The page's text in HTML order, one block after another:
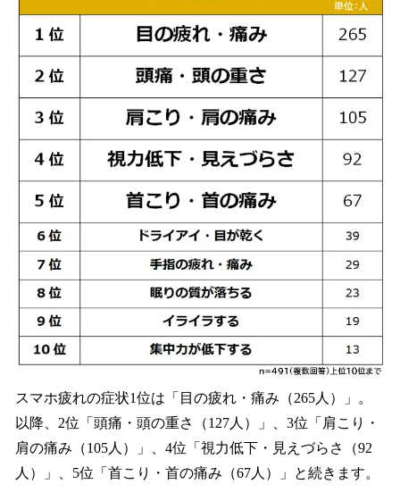
スマホ疲れの症状1位は「目の疲れ・痛み（265人）」。
以降、2位「頭痛・頭の重さ（127人）」、3位「肩こり・
肩の痛み（105人）」、4位「視力低下・見えづらさ（92
人）」、5位「首こり・首の痛み（67人）」と続きます。